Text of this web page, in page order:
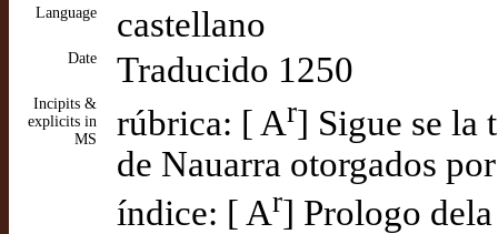
Language castellano
Date Traducido 1250
Incipits &
explicits in
MS
rúbrica: [ Ar] Sigue se la
de Nauarra otorgados
índice: [ Ar] Prologo